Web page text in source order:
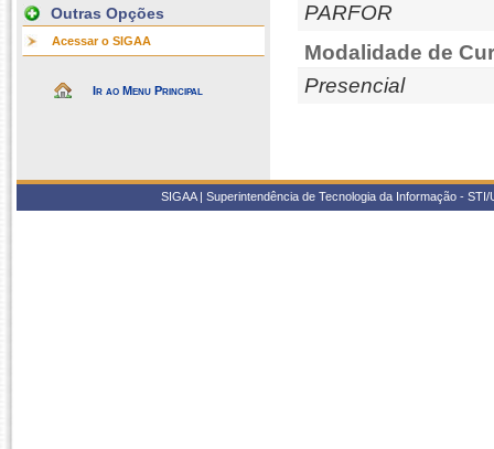
Outras Opções
Acessar o SIGAA
Ir ao Menu Principal
PARFOR
Modalidade de
Presencial
SIGAA | Superintendência de Tecnologia da Informação -